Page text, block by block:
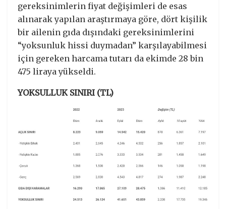
gereksinimlerin fiyat değişimleri de esas
alınarak yapılan araştırmaya göre, dört kişilik
bir ailenin gıda dışındaki gereksinimlerini
“yoksunluk hissi duymadan” karşılayabilmesi
için gereken harcama tutarı da ekimde 28 bin
475 liraya yükseldi.
YOKSULLUK SINIRI (TL)